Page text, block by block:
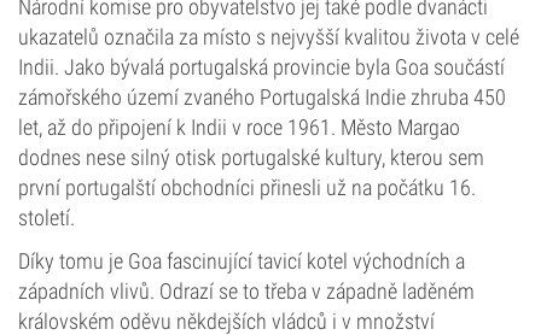
Národní komise pro obyvatelstvo jej také podle dvanácti
ukazatelů označila za místo s nejvyšší kvalitou života v celé
Indii. Jako bývalá portugalská provincie byla Goa součástí
zámořského území zvaného Portugalská Indie zhruba 450
let, až do připojení k Indii v roce 1961. Město Margao
dodnes nese silný otisk portugalské kultury, kterou sem
první portugalští obchodníci přinesli už na počátku 16.
století.
Díky tomu je Goa fascinující tavicí kotel východních a
západních vlivů. Odrazí se to třeba v západně laděném
královském oděvu někdejších vládců i v množství